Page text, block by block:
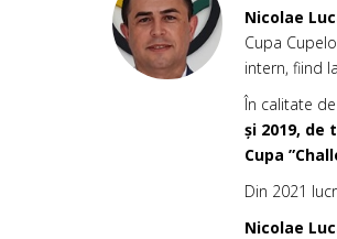
Nicolae
Cupa
intern, fiind
În calitate
și 2019, de
Cupa
Din 2021
Nicolae